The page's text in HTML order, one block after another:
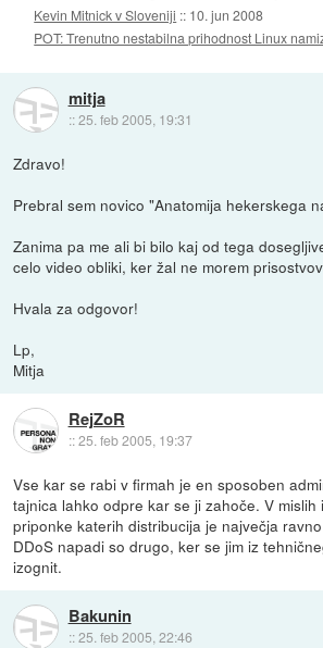
Kevin Mitnick v Sloveniji :: 10. jun 2008
POT: Trenutno nestabilna prihodnost Linux
mitja
::25. feb 2005, 19:31
Zdravo!
Prebral sem novico "Anatomija hekerskega
Zanima pa me ali bi bilo kaj od tega
celo video obliki, ker žal ne morem
Hvala za odgovor!
Lp,
Mitja
RejZoR
::25. feb 2005, 19:37
Vse kar se rabi v firmah je en sposoben
tajnica lahko odpre kar se ji zahoče. V mislih
priponke katerih distribucija je največja
DDoS napadi so drugo, ker se jim iz
izognit.
Bakunin
::25. feb 2005, 22:46